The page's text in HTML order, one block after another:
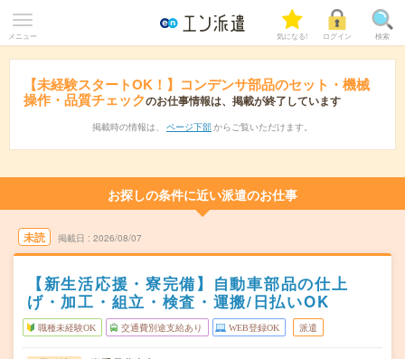
メニュー 気になる! ログイン 検索
【未経験スタートOK！】コンデンサ部品のセット・機械
操作・品質チェックのお仕事情報は、掲載が終了しています
掲載時の情報は、 ページ下部 からご覧いただけます。
お探しの条件に近い派遣のお仕事
未読 掲載日 2026/08/07
【新生活応援・寮完備】自動車部品の仕上
げ・加工・組立・検査・運搬/日払いOK
職種未経験OK 交通費別途支給あり WEB登録OK 派遣